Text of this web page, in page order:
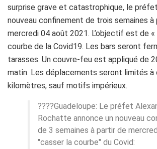
surprise grave et catastrophique, le
nouveau confinement de trois semaines à
mercredi 04 août 2021. L’objectif est de
courbe de la Covid19. Les bars seront
tarasses. Un couvre-feu est appliqué de
matin. Les déplacements seront limités à
kilomètres, sauf motifs impérieux.
????Guadeloupe: Le préfet
Rochatte annonce un nouveau
de 3 semaines à partir de
"casser la courbe" du Covid: